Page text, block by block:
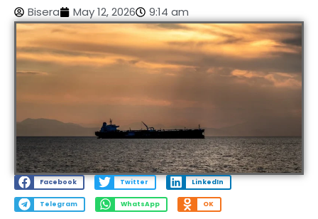
Bisera May 12, 2026 9:14 am
Facebook Twitter LinkedIn
Telegram WhatsApp OK